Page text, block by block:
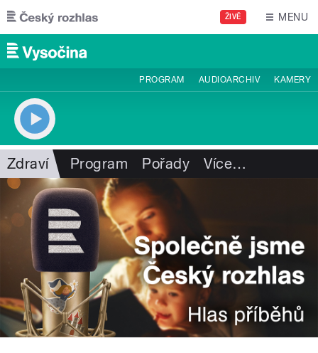
Přejít k hlavnímu obsahu
ŽIVĚ MENU
PROGRAM AUDIOARCHIV KAMERY
Zdraví Program Pořady Více…